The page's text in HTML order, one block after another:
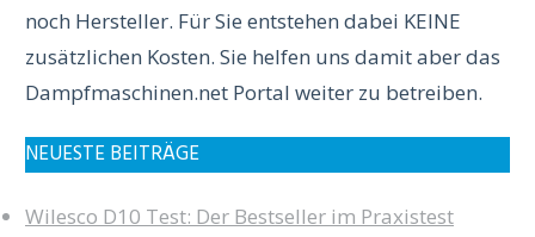
noch Hersteller. Für Sie entstehen dabei KEINE
zusätzlichen Kosten. Sie helfen uns damit aber das
Dampfmaschinen.net Portal weiter zu betreiben.
NEUESTE BEITRÄGE
Wilesco D10 Test: Der Bestseller im Praxistest